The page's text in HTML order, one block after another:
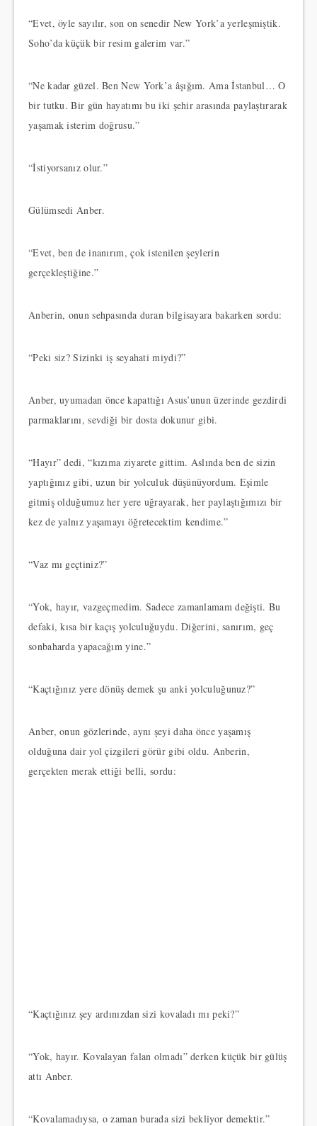
“Evet, öyle sayılır, son on senedir New York’a yerleşmiştik.
Soho’da küçük bir resim galerim var.”
“Ne kadar güzel. Ben New York’a âşığım. Ama İstanbul… O
bir tutku. Bir gün hayatımı bu iki şehir arasında paylaştırarak
yaşamak isterim doğrusu.”
“İstiyorsanız olur.”
Gülümsedi Anber.
“Evet, ben de inanırım, çok istenilen şeylerin
gerçekleştiğine.”
Anberin, onun sehpasında duran bilgisayara bakarken sordu:
“Peki siz? Sizinki iş seyahati miydi?”
Anber, uyumadan önce kapattığı Asus’unun üzerinde gezdirdi
parmaklarını, sevdiği bir dosta dokunur gibi.
“Hayır” dedi, “kızıma ziyarete gittim. Aslında ben de sizin
yaptığınız gibi, uzun bir yolculuk düşünüyordum. Eşimle
gitmiş olduğumuz her yere uğrayarak, her paylaştığımızı bir
kez de yalnız yaşamayı öğretecektim kendime.”
“Vaz mı geçtiniz?”
“Yok, hayır, vazgeçmedim. Sadece zamanlamam değişti. Bu
defaki, kısa bir kaçış yolculuğuydu. Diğerini, sanırım, geç
sonbaharda yapacağım yine.”
“Kaçtığınız yere dönüş demek şu anki yolculuğunuz?”
Anber, onun gözlerinde, aynı şeyi daha önce yaşamış
olduğuna dair yol çizgileri görür gibi oldu. Anberin,
gerçekten merak ettiği belli, sordu:
“Kaçtığınız şey ardınızdan sizi kovaladı mı peki?”
“Yok, hayır. Kovalayan falan olmadı” derken küçük bir gülüş
attı Anber.
“Kovalamadıysa, o zaman burada sizi bekliyor demektir.”